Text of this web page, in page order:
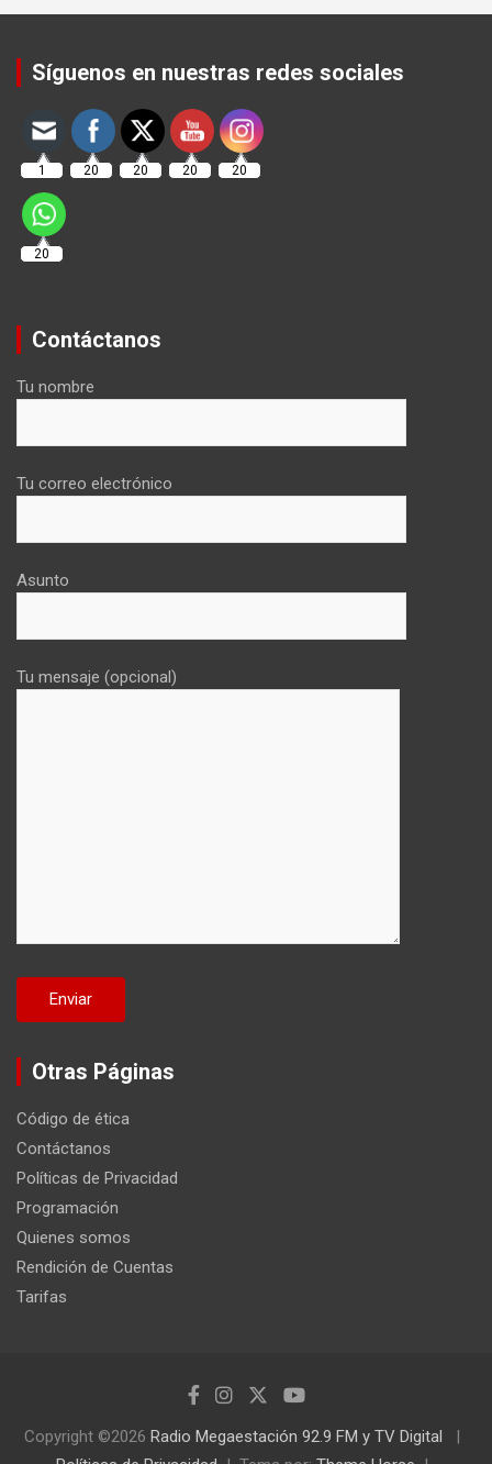
Síguenos en nuestras redes sociales
1 20 20 20 20
20
Contáctanos
Tu nombre
Tu correo electrónico
Asunto
Tu mensaje (opcional)
Otras Páginas
Código de ética
Contáctanos
Políticas de Privacidad
Programación
Quienes somos
Rendición de Cuentas
Tarifas
Copyright ©2026 Radio Megaestación 92.9 FM y TV Digital